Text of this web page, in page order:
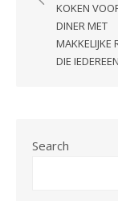
KOKEN
DINER MET
MAKKELIJKE
DIE
Search